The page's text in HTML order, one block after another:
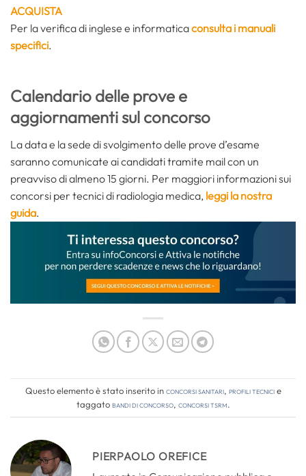
ACQUISTA
Per la verifica di inglese e informaticaconsulta i manuali
specifici.
Calendario delle prove e
aggiornamenti sul concorso
La data e la sede di svolgimento delle prove d’esame
saranno comunicate ai candidati tramite mail con un
preavviso di almeno 15 giorni. Per maggiori informazioni sui
concorsi per tecnici di radiologia medica, leggi la nostra
guida.
Questo elemento è stato inserito inConcorsi Sanitari, Profili tecnicie
taggatobandi di concorso, concorsi tsrm.
PIERPAOLO OREFICE